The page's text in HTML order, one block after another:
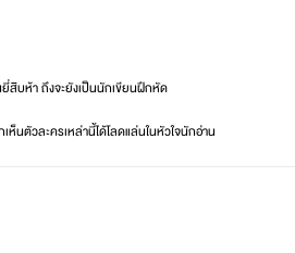
สิบห้า ถึงจะยังเป็นนักเขียนฝึกหัด
เห็นตัวละครเหล่านี้ได้โลดแล่นในหัวใจนักอ่าน